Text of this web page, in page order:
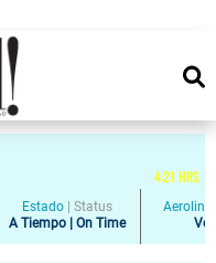
4:21 HRS
Estado
Status
A Tiempo | On Time